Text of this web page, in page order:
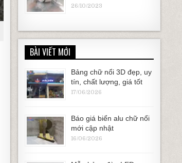
26/10/2023
BÀI VIẾT MỚI
Bảng chữ nổi 3D đẹp, uy
tín, chất lượng, giá tốt
17/06/2026
Báo giá biển alu chữ nổi
mới cập nhật
16/06/2026